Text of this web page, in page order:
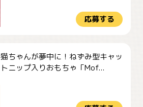
応募する
猫ちゃんが夢中に！ねずみ型キャッ
トニップ入りおもちゃ「Mof...